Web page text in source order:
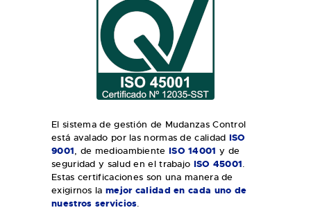
El sistema de gestión de Mudanzas Control
está avalado por las normas de calidad ISO
9001, de medioambiente ISO 14001 y de
seguridad y salud en el trabajo ISO 45001.
Estas certificaciones son una manera de
exigirnos la mejor calidad en cada uno de
nuestros servicios.